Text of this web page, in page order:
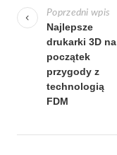
a
w
Poprzedni wpis
Najlepsze
drukarki 3D na
początek
przygody z
technologią
FDM